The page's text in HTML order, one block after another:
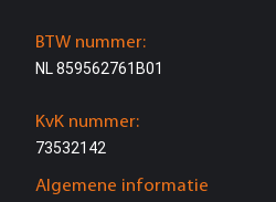
Algemene informatie
BTW nummer:
NL 859562761B01
KvK nummer:
73532142